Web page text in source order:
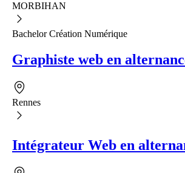
MORBIHAN
Bachelor Création Numérique
Graphiste web en
Rennes
Intégrateur Web en